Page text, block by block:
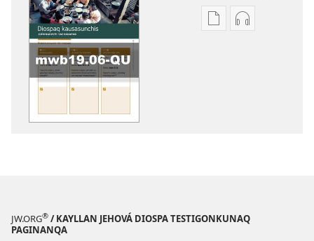
KaypiKaypin
JW.ORG® / KAYLLAN JEHOVÁ DIOSPA TESTIGONKUNAQ
PAGINANQA